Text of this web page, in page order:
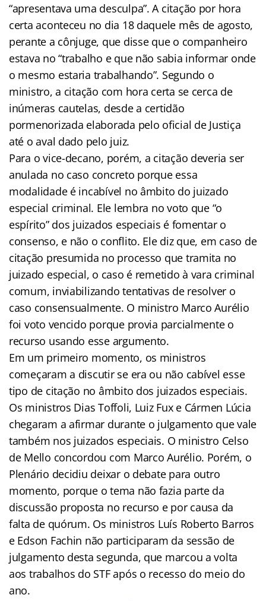
“apresentava uma desculpa”. A citação por hora
certa aconteceu no dia 18 daquele mês de agosto,
perante a cônjuge, que disse que o companheiro
estava no “trabalho e que não sabia informar onde
o mesmo estaria trabalhando”. Segundo o
ministro, a citação com hora certa se cerca de
inúmeras cautelas, desde a certidão
pormenorizada elaborada pelo oficial de Justiça
até o aval dado pelo juiz.
Para o vice-decano, porém, a citação deveria ser
anulada no caso concreto porque essa
modalidade é incabível no âmbito do juizado
especial criminal. Ele lembra no voto que “o
espírito” dos juizados especiais é fomentar o
consenso, e não o conflito. Ele diz que, em caso de
citação presumida no processo que tramita no
juizado especial, o caso é remetido à vara criminal
comum, inviabilizando tentativas de resolver o
caso consensualmente. O ministro Marco Aurélio
foi voto vencido porque provia parcialmente o
recurso usando esse argumento.
Em um primeiro momento, os ministros
começaram a discutir se era ou não cabível esse
tipo de citação no âmbito dos juizados especiais.
Os ministros Dias Toffoli, Luiz Fux e Cármen Lúcia
chegaram a afirmar durante o julgamento que vale
também nos juizados especiais. O ministro Celso
de Mello concordou com Marco Aurélio. Porém, o
Plenário decidiu deixar o debate para outro
momento, porque o tema não fazia parte da
discussão proposta no recurso e por causa da
falta de quórum. Os ministros Luís Roberto Barros
e Edson Fachin não participaram da sessão de
julgamento desta segunda, que marcou a volta
aos trabalhos do STF após o recesso do meio do
ano.